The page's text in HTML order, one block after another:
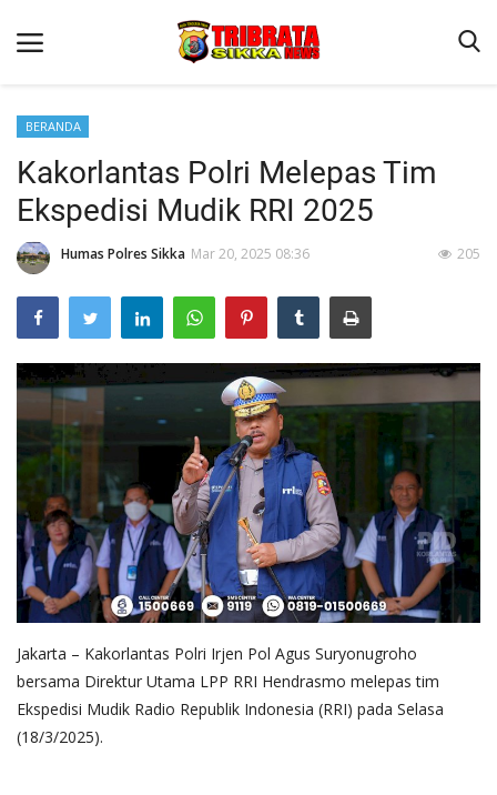
Beranda
Terms & Conditions
Reskrim
Binkam
Lantas
Polisi Kita
Giat Ops
BERANDA
Kakorlantas Polri Melepas Tim
Ekspedisi Mudik RRI 2025
Humas Polres Sikka Mar 20, 2025 08:36 205
Jakarta – Kakorlantas Polri Irjen Pol Agus Suryonugroho
bersama Direktur Utama LPP RRI Hendrasmo melepas tim
Ekspedisi Mudik Radio Republik Indonesia (RRI) pada Selasa
(18/3/2025).